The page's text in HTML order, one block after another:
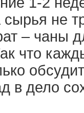
не
– чаны
что
в дело